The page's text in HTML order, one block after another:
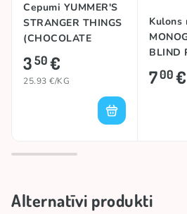
Cepumi YUMMER'S
STRANGER THINGS
(CHOCOLATE
STRAWBERRY),
135g
350€
25.93 €/KG
Kulons
BLIND
POTTER
700€
Alternatīvi produkti